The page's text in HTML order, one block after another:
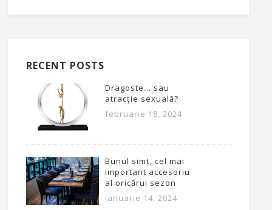
RECENT POSTS
Dragoste… sau
atracție sexuală?
februarie 18, 2024
Bunul simț, cel mai
important accesoriu
al oricărui sezon
ianuarie 14, 2024